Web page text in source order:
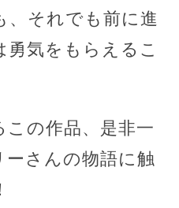
、それでも前に進
気をもらえるこ
の作品、是非一
ーさんの物語に触